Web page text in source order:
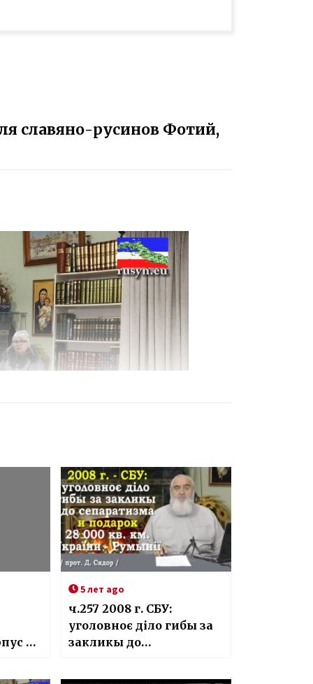
славяно-русинов Фотий,
м.
5 лет ago
ч.257 2008 г. СБУ:
уголовноє діло гибы за
закликы до
28,000 кв. км. України